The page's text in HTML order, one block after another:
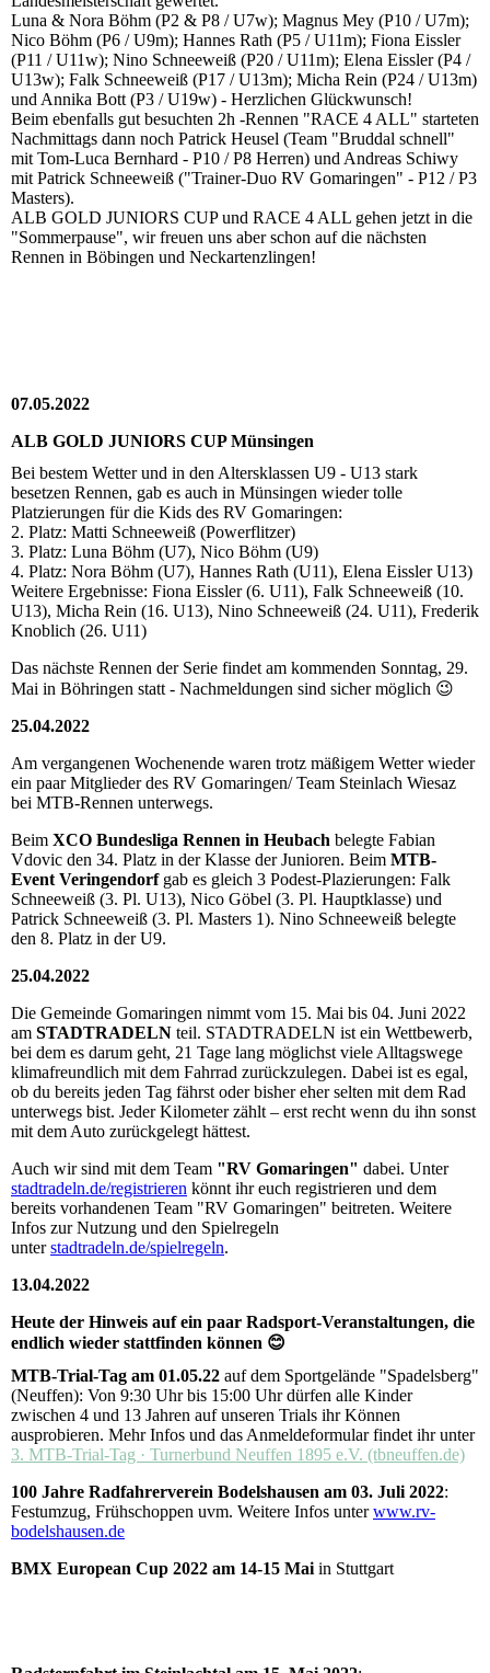
Luna & Nora Böhm (P2 & P8 / U7w); Magnus Mey (P10 / U7m);
Nico Böhm (P6 / U9m); Hannes Rath (P5 / U11m); Fiona Eissler
(P11 / U11w); Nino Schneeweiß (P20 / U11m); Elena Eissler (P4 /
U13w); Falk Schneeweiß (P17 / U13m); Micha Rein (P24 / U13m)
und Annika Bott (P3 / U19w) - Herzlichen Glückwunsch!
Beim ebenfalls gut besuchten 2h -Rennen "RACE 4 ALL" starteten
Nachmittags dann noch Patrick Heusel (Team "Bruddal schnell"
mit Tom-Luca Bernhard - P10 / P8 Herren) und Andreas Schiwy
mit Patrick Schneeweiß ("Trainer-Duo RV Gomaringen" - P12 / P3
Masters).
ALB GOLD JUNIORS CUP und RACE 4 ALL gehen jetzt in die
"Sommerpause", wir freuen uns aber schon auf die nächsten
Rennen in Böbingen und Neckartenzlingen!
07.05.2022
ALB GOLD JUNIORS CUP Münsingen
Bei bestem Wetter und in den Altersklassen U9 - U13 stark
besetzen Rennen, gab es auch in Münsingen wieder tolle
Platzierungen für die Kids des RV Gomaringen:
2. Platz: Matti Schneeweiß (Powerflitzer)
3. Platz: Luna Böhm (U7), Nico Böhm (U9)
4. Platz: Nora Böhm (U7), Hannes Rath (U11), Elena Eissler U13)
Weitere Ergebnisse: Fiona Eissler (6. U11), Falk Schneeweiß (10.
U13), Micha Rein (16. U13), Nino Schneeweiß (24. U11), Frederik
Knoblich (26. U11)
Das nächste Rennen der Serie findet am kommenden Sonntag, 29.
Mai in Böhringen statt - Nachmeldungen sind sicher möglich 😉
25.04.2022
Am vergangenen Wochenende waren trotz mäßigem Wetter wieder
ein paar Mitglieder des RV Gomaringen/ Team Steinlach Wiesaz
bei MTB-Rennen unterwegs.
Beim XCO Bundesliga Rennen in Heubach belegte Fabian
Vdovic den 34. Platz in der Klasse der Junioren. Beim MTB-
Event Veringendorfgab es gleich 3 Podest-Plazierungen: Falk
Schneeweiß (3. Pl. U13), Nico Göbel (3. Pl. Hauptklasse) und
Patrick Schneeweiß (3. Pl. Masters 1). Nino Schneeweiß belegte
den 8. Platz in der U9.
25.04.2022
Die Gemeinde Gomaringen nimmt vom 15. Mai bis 04. Juni 2022
am STADTRADELN teil. STADTRADELN ist ein Wettbewerb,
bei dem es darum geht, 21 Tage lang möglichst viele Alltagswege
klimafreundlich mit dem Fahrrad zurückzulegen. Dabei ist es egal,
ob du bereits jeden Tag fährst oder bisher eher selten mit dem Rad
unterwegs bist. Jeder Kilometer zählt – erst recht wenn du ihn sonst
mit dem Auto zurückgelegt hättest.
Auch wir sind mit dem Team "RV Gomaringen" dabei. Unter
stadtradeln.de/registrieren könnt ihr euch registrieren und dem
bereits vorhandenen Team "RV Gomaringen" beitreten. Weitere
Infos zur Nutzung und den Spielregeln
unterstadtradeln.de/spielregeln.
13.04.2022
Heute der Hinweis auf ein paar Radsport-Veranstaltungen, die
endlich wieder stattfinden können 😊
MTB-Trial-Tag am 01.05.22 auf dem Sportgelände "Spadelsberg"
(Neuffen): Von 9:30 Uhr bis 15:00 Uhr dürfen alle Kinder
zwischen 4 und 13 Jahren auf unseren Trials ihr Können
ausprobieren. Mehr Infos und das Anmeldeformular findet ihr unter
3. MTB-Trial-Tag · Turnerbund Neuffen 1895 e.V. (tbneuffen.de)
100 Jahre Radfahrerverein Bodelshausen am 03. Juli 2022:
Festumzug, Frühschoppen uvm. Weitere Infos unterwww.rv-
bodelshausen.de
BMX European Cup 2022 am 14-15 Mai in Stuttgart